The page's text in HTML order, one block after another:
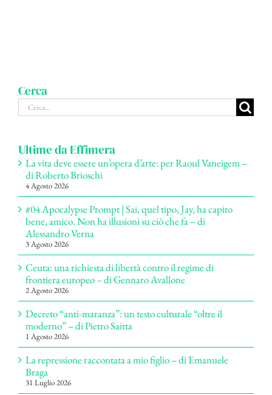
Cerca
Cerca
per:
Ultime da Effimera
La vita deve essere un’opera d’arte: per Raoul Vaneigem –
di Roberto Brioschi
4 Agosto 2026
#04 Apocalypse Prompt | Sai, quel tipo, Jay, ha capito
bene, amico. Non ha illusioni su ciò che fa – di
Alessandro Verna
3 Agosto 2026
Ceuta: una richiesta di libertà contro il regime di
frontiera europeo – di Gennaro Avallone
2 Agosto 2026
Decreto “anti-maranza”: un testo culturale “oltre il
moderno” – di Pietro Saitta
1 Agosto 2026
La repressione raccontata a mio figlio – di Emanuele
Braga
31 Luglio 2026